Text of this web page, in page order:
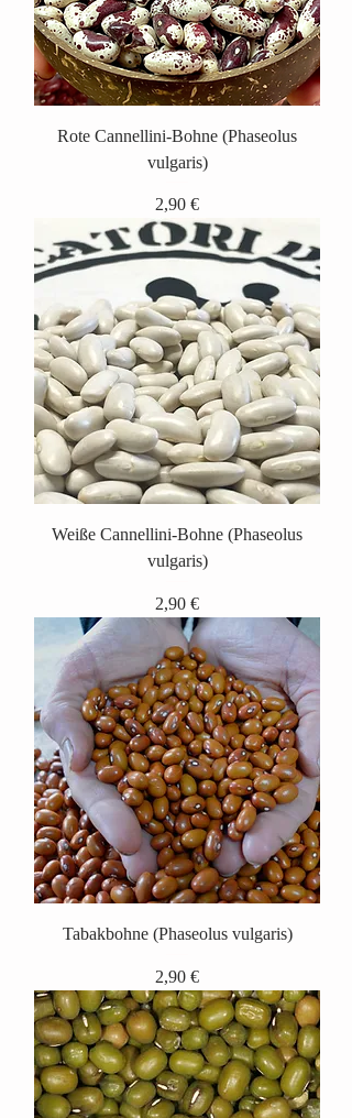
Rote Cannellini-Bohne (Phaseolus
vulgaris)
Preis
2,90 €
Weiße Cannellini-Bohne (Phaseolus
vulgaris)
Preis
2,90 €
Tabakbohne (Phaseolus vulgaris)
Preis
2,90 €